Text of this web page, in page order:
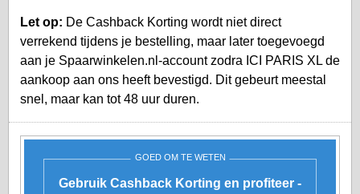
Let op: De Cashback Korting wordt niet direct
verrekend tijdens je bestelling, maar later toegevoegd
aan je Spaarwinkelen.nl-accountzodra ICI PARIS XL de
aankoop aan ons heeft bevestigd. Dit gebeurt meestal
snel, maar kan tot 48 uur duren.
GOED OM TE WETEN
Gebruik Cashback Korting en profiteer -